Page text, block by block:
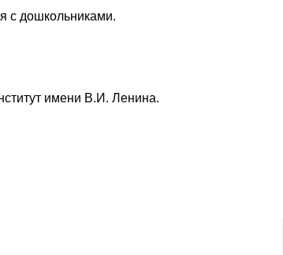
с дошкольниками.
имени В.И. Ленина.